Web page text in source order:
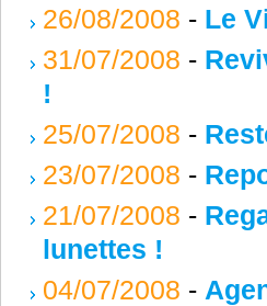
26/08/2008 - Le
31/07/2008 -
!
25/07/2008 -
23/07/2008 -
21/07/2008 -
lunettes !
04/07/2008 -